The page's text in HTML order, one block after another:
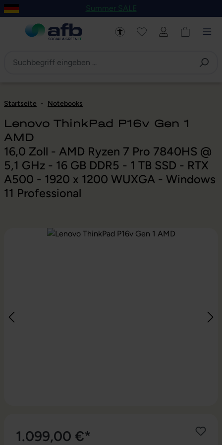
Hauptinhalt springen
Zur Navigation der B2B-Plattform springen
Summer SALE
Startseite - Notebooks
Lenovo ThinkPad P16v Gen 1
AMD
16,0 Zoll - AMD Ryzen 7 Pro 7840HS @
5,1 GHz - 16 GB DDR5 - 1 TB SSD - RTX
A500 - 1920 x 1200 WUXGA - Windows
11 Professional
Bildergalerie überspringen
1.099,00 €*